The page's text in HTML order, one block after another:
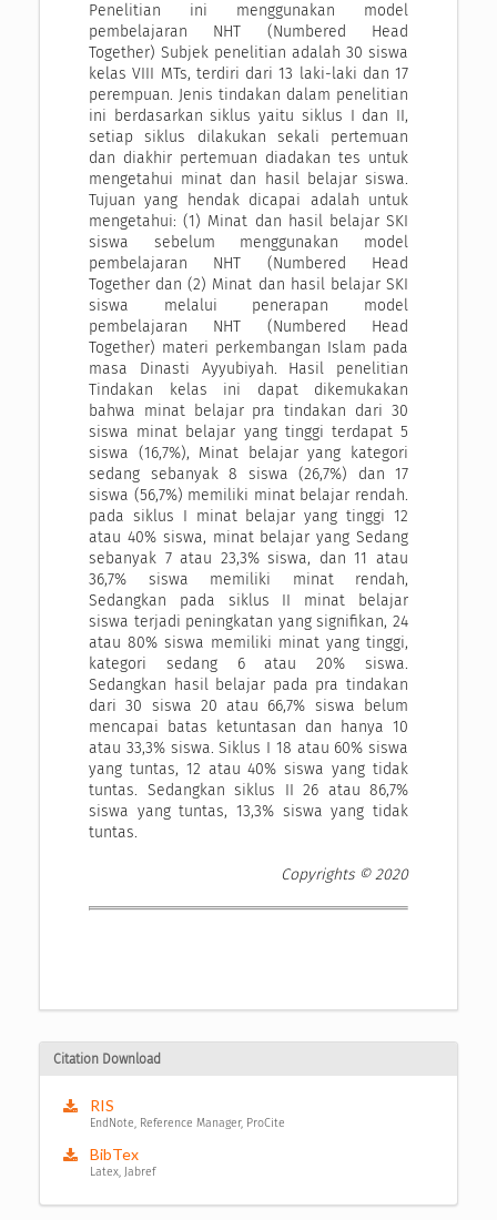
Penelitian ini menggunakan model
pembelajaran NHT (Numbered Head
Together) Subjek penelitian adalah 30 siswa
kelas VIII MTs, terdiri dari 13 laki-laki dan 17
perempuan. Jenis tindakan dalam penelitian
ini berdasarkan siklus yaitu siklus I dan II,
setiap siklus dilakukan sekali pertemuan
dan diakhir pertemuan diadakan tes untuk
mengetahui minat dan hasil belajar siswa.
Tujuan yang hendak dicapai adalah untuk
mengetahui: (1) Minat dan hasil belajar SKI
siswa sebelum menggunakan model
pembelajaran NHT (Numbered Head
Together dan (2) Minat dan hasil belajar SKI
siswa melalui penerapan model
pembelajaran NHT (Numbered Head
Together) materi perkembangan Islam pada
masa Dinasti Ayyubiyah. Hasil penelitian
Tindakan kelas ini dapat dikemukakan
bahwa minat belajar pra tindakan dari 30
siswa minat belajar yang tinggi terdapat 5
siswa (16,7%), Minat belajar yang kategori
sedang sebanyak 8 siswa (26,7%) dan 17
siswa (56,7%) memiliki minat belajar rendah.
pada siklus I minat belajar yang tinggi 12
atau 40% siswa, minat belajar yang Sedang
sebanyak 7 atau 23,3% siswa, dan 11 atau
36,7% siswa memiliki minat rendah,
Sedangkan pada siklus II minat belajar
siswa terjadi peningkatan yang signifikan, 24
atau 80% siswa memiliki minat yang tinggi,
kategori sedang 6 atau 20% siswa.
Sedangkan hasil belajar pada pra tindakan
dari 30 siswa 20 atau 66,7% siswa belum
mencapai batas ketuntasan dan hanya 10
atau 33,3% siswa. Siklus I 18 atau 60% siswa
yang tuntas, 12 atau 40% siswa yang tidak
tuntas. Sedangkan siklus II 26 atau 86,7%
siswa yang tuntas, 13,3% siswa yang tidak
tuntas.
Copyrights © 2020
Citation Download
RIS
EndNote, Reference Manager, ProCite
BibTex
Latex, Jabref